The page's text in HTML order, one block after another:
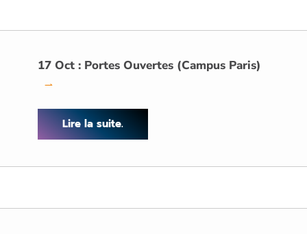
17 Oct : Portes Ouvertes (Campus Paris)
→
Lire la suite.